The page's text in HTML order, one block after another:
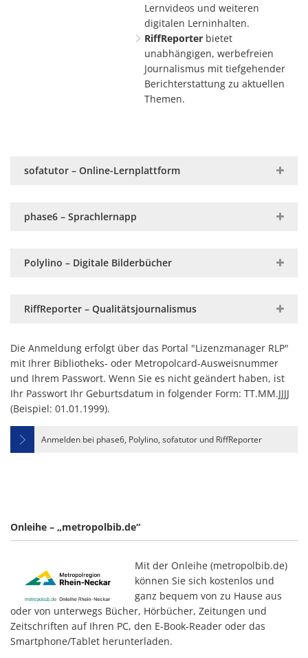
Lernvideos und weiteren
digitalen Lerninhalten.
RiffReporterbietet
unabhängigen, werbefreien
Journalismus mit tiefgehender
Berichterstattung zu aktuellen
Themen.
sofatutor – Online-Lernplattform
phase6 – Sprachlernapp
Polylino – Digitale Bilderbücher
RiffReporter – Qualitätsjournalismus
Die Anmeldung erfolgt über das Portal "Lizenzmanager RLP"
mit Ihrer Bibliotheks- oder Metropolcard-Ausweisnummer
und Ihrem Passwort. Wenn Sie es nicht geändert haben, ist
Ihr Passwort Ihr Geburtsdatum in folgender Form: TT.MM.JJJJ
(Beispiel: 01.01.1999).
Anmelden bei phase6, Polylino, sofatutor und RiffReporter
Onleihe – „metropolbib.de“
Mit der Onleihe (metropolbib.de)
können Sie sich kostenlos und
ganz bequem von zu Hause aus
oder von unterwegs Bücher, Hörbücher, Zeitungen und
Zeitschriften auf Ihren PC, den E-Book-Reader oder das
Smartphone/Tablet herunterladen.